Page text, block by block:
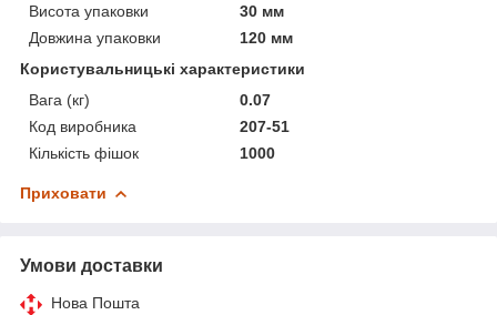
Висота упаковки
30 мм
Довжина упаковки
120 мм
Користувальницькі характеристики
Вага (кг)
0.07
Код виробника
207-51
Кількість фішок
1000
Приховати
Умови доставки
Нова Пошта